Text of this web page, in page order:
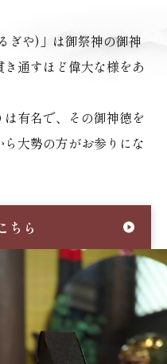
ぎや)」は御祭神の御神
通すほど偉大な様をあ
有名で、その御神徳を
大勢の方がお参りにな
ちら